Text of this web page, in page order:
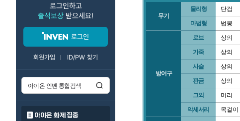
로그인하고
출석보상 받으세요!
로그인
회원가입 ID/PW 찾기
아이온 화제 집중
무기
물리형 단검
마법형 법봉
방어구
로브 상의
가죽 상의
사슬 상의
판금 상의
그외 머리
악세서리 목걸이